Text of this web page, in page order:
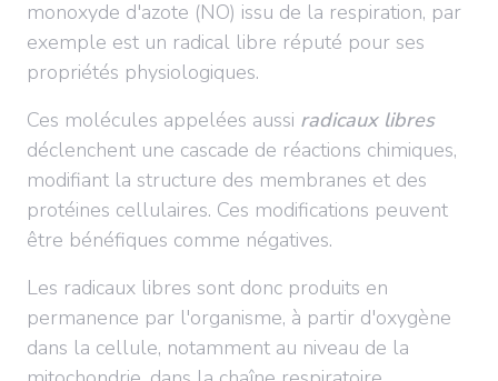
monoxyde d'azote (NO) issu de la respiration, par
exemple est un radical libre réputé pour ses
propriétés physiologiques.
Ces molécules appelées aussi radicaux libres
déclenchent une cascade de réactions chimiques,
modifiant la structure des membranes et des
protéines cellulaires. Ces modifications peuvent
être bénéfiques comme négatives.
Les radicaux libres sont donc produits en
permanence par l'organisme, à partir d'oxygène
dans la cellule, notamment au niveau de la